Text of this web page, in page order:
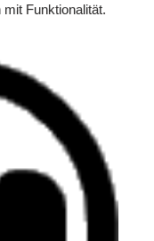
Funktionalität.